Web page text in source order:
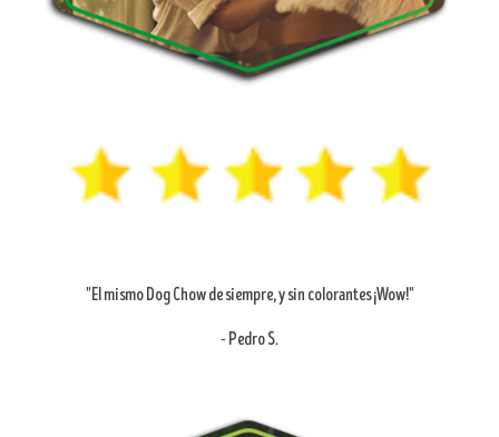
"El mismo Dog Chow de siempre, y sin colorantes ¡Wow!"
- Pedro S.